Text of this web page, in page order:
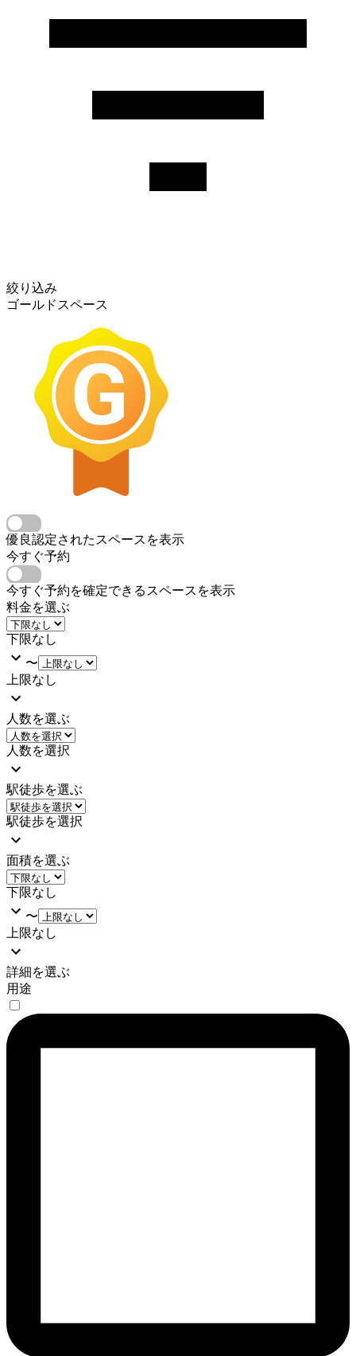
絞り込み
ゴールドスペース
優良認定されたスペースを表示
今すぐ予約
今すぐ予約を確定できるスペースを表示
料金を選ぶ
下限なし
〜
上限なし
人数を選ぶ
人数を選択
駅徒歩を選ぶ
駅徒歩を選択
面積を選ぶ
下限なし
〜
上限なし
詳細を選ぶ
用途